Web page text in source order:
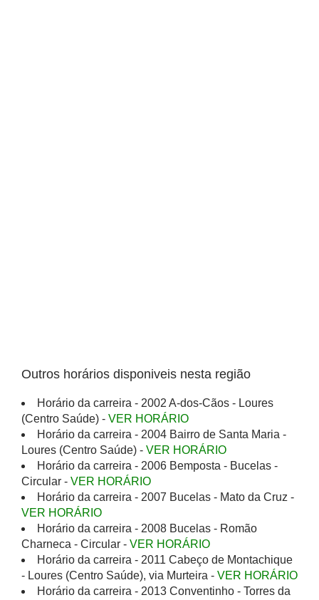
Outros horários disponiveis nesta região
Horário da carreira - 2002 A-dos-Cãos - Loures
(Centro Saúde) - VER HORÁRIO
Horário da carreira - 2004 Bairro de Santa Maria -
Loures (Centro Saúde) - VER HORÁRIO
Horário da carreira - 2006 Bemposta - Bucelas -
Circular - VER HORÁRIO
Horário da carreira - 2007 Bucelas - Mato da Cruz -
VER HORÁRIO
Horário da carreira - 2008 Bucelas - Romão
Charneca - Circular - VER HORÁRIO
Horário da carreira - 2011 Cabeço de Montachique
- Loures (Centro Saúde), via Murteira - VER HORÁRIO
Horário da carreira - 2013 Conventinho - Torres da